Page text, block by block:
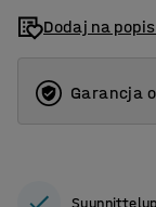
Dodaj na
Garancja